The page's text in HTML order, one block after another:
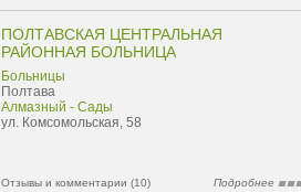
ПОЛТАВСКАЯ ЦЕНТРАЛЬНАЯ
РАЙОННАЯ БОЛЬНИЦА
Больницы
Полтава
Алмазный - Сады
ул. Комсомольская, 58
Отзывы и комментарии (10) Подробнее